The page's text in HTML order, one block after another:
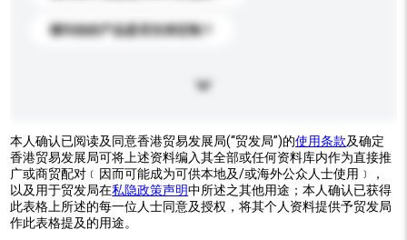
请问你的产品是否支持定制？
本人确认已阅读及同意香港贸易发展局(“贸发局”)的使用条款及确定
香港贸易发展局可将上述资料编入其全部或任何资料库内作为直接推
广或商贸配对﹝因而可能成为可供本地及/或海外公众人士使用﹞，
以及用于贸发局在私隐政策声明中所述之其他用途；本人确认已获得
此表格上所述的每一位人士同意及授权，将其个人资料提供予贸发局
作此表格提及的用途。